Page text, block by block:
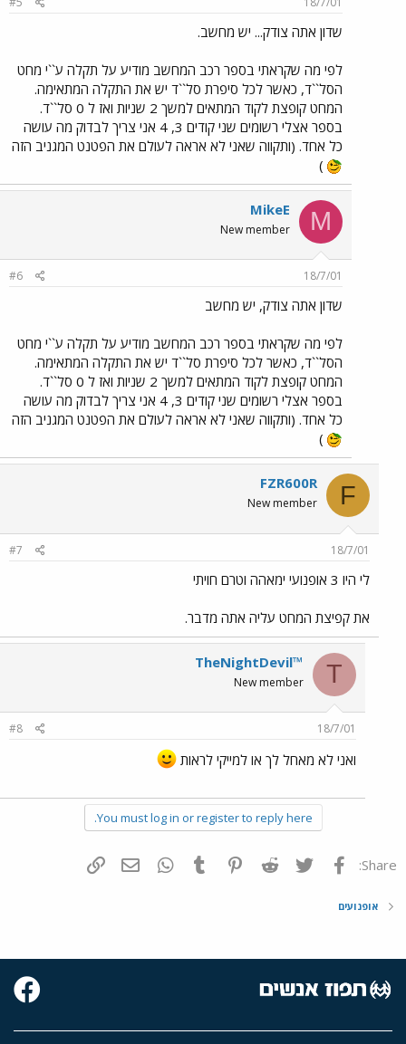
שדון אתה צודק... יש מחשב.
לפי מה שקראתי בספר רכב המחשב מודיע על תקלה ע``י מחט
הסל``ד, כאשר לכל סיפרת סל``ד יש את התקלה המתאימה.
המחט קופצת לקוד המתאים למשך 2 שניות ואז ל 0 סל``ד.
בספר אצלי רשומים שני קודים 3, 4 אני צריך לבדוק מה עושה
כל אחד. (ותקווה שאני לא אראה לעולם את הפטנט המגניב הזה
)
M
MikeE
New member
18/7/01
#6
שדון אתה צודק, יש מחשב
לפי מה שקראתי בספר רכב המחשב מודיע על תקלה ע``י מחט
הסל``ד, כאשר לכל סיפרת סל``ד יש את התקלה המתאימה.
המחט קופצת לקוד המתאים למשך 2 שניות ואז ל 0 סל``ד.
בספר אצלי רשומים שני קודים 3, 4 אני צריך לבדוק מה עושה
כל אחד. (ותקווה שאני לא אראה לעולם את הפטנט המגניב הזה
)
F
FZR600R
New member
18/7/01
#7
לי היו 3 אופנועי ימאהה וטרם חויתי
את קפיצת המחט עליה אתה מדבר.
T
TheNightDevil™
New member
18/7/01
#8
ואני לא מאחל לך או למייקי לראות
You must log in or register to reply here.
Share: פייסבוק Twitter
Reddit
Pinterest
Tumblr
WhatsAppדואר אלקטרוני
אופנועים